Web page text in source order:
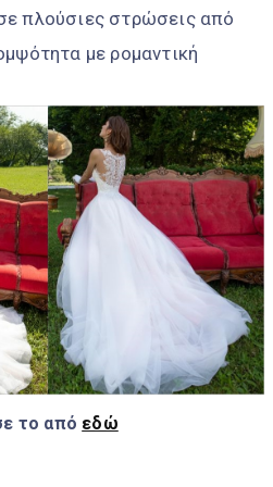
πλούσιες στρώσεις από
με ρομαντική
το από εδώ